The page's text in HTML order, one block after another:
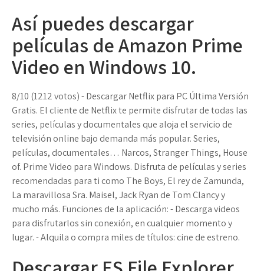
Así puedes descargar
películas de Amazon Prime
Video en Windows 10.
8/10 (1212 votos) - Descargar Netflix para PC Última Versión
Gratis. El cliente de Netflix te permite disfrutar de todas las
series, películas y documentales que aloja el servicio de
televisión online bajo demanda más popular. Series,
películas, documentales… Narcos, Stranger Things, House
of. Prime Video para Windows. Disfruta de películas y series
recomendadas para ti como The Boys, El rey de Zamunda,
La maravillosa Sra. Maisel, Jack Ryan de Tom Clancy y
mucho más. Funciones de la aplicación: - Descarga videos
para disfrutarlos sin conexión, en cualquier momento y
lugar. - Alquila o compra miles de títulos: cine de estreno.